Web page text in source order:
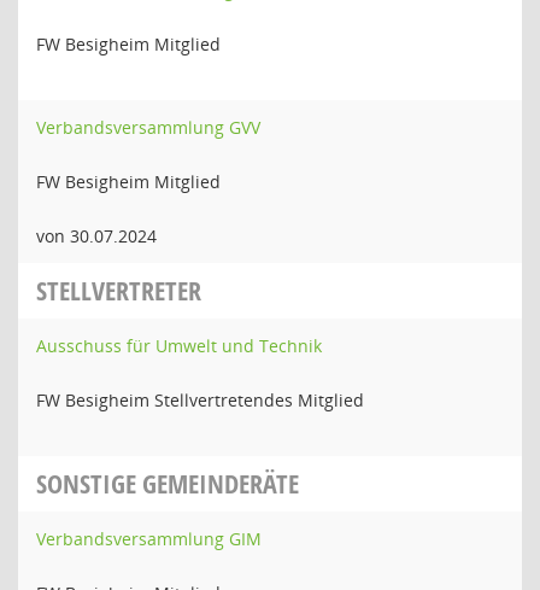
FW Besigheim Mitglied
Verbandsversammlung GVV
FW Besigheim Mitglied
von 30.07.2024
STELLVERTRETER
Ausschuss für Umwelt und Technik
FW Besigheim Stellvertretendes Mitglied
SONSTIGE GEMEINDERÄTE
Verbandsversammlung GIM